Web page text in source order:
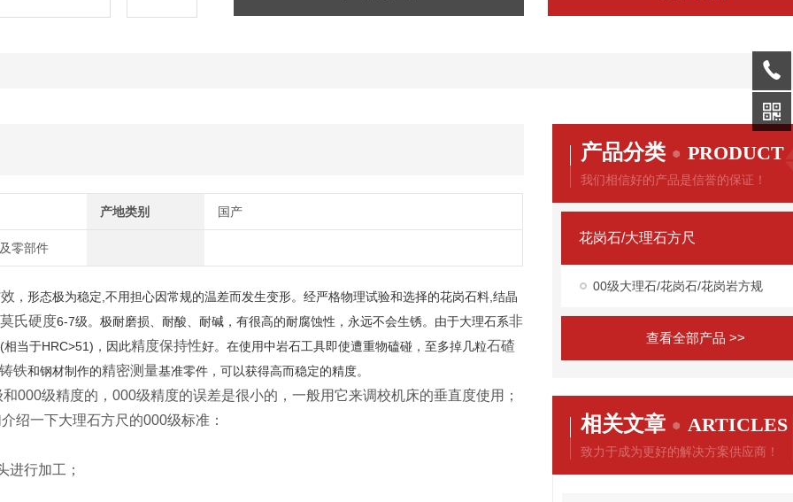
产地类别 国产
零部件
，形态极为稳定,不用担心因常规的温差而发生变形。经严格物理试验和选择的花岗石料,结晶
莫氏硬度6-7级。极耐磨损、耐酸、耐碱，有很高的耐腐蚀性，永远不会生锈。由于大理石系非
当于HRC>51)，因此精度保持性好。在使用中岩石工具即使遭重物磕碰，至多掉几粒石碴
铸铁和钢材制作的精密测量基准零件，可以获得高而稳定的精度。
000级精度的，000级精度的误差是很小的，一般用它来调校机床的垂直度使用；
绍一下大理石方尺的000级标准：
进行加工；
产品分类 PRODUCT
我们相信好的产品是信誉的保证！
花岗石/大理石方尺
00级大理石/花岗石/花岗岩方规
查看全部产品 >>
相关文章 ARTICLES
致力于成为更好的解决方案供应商！